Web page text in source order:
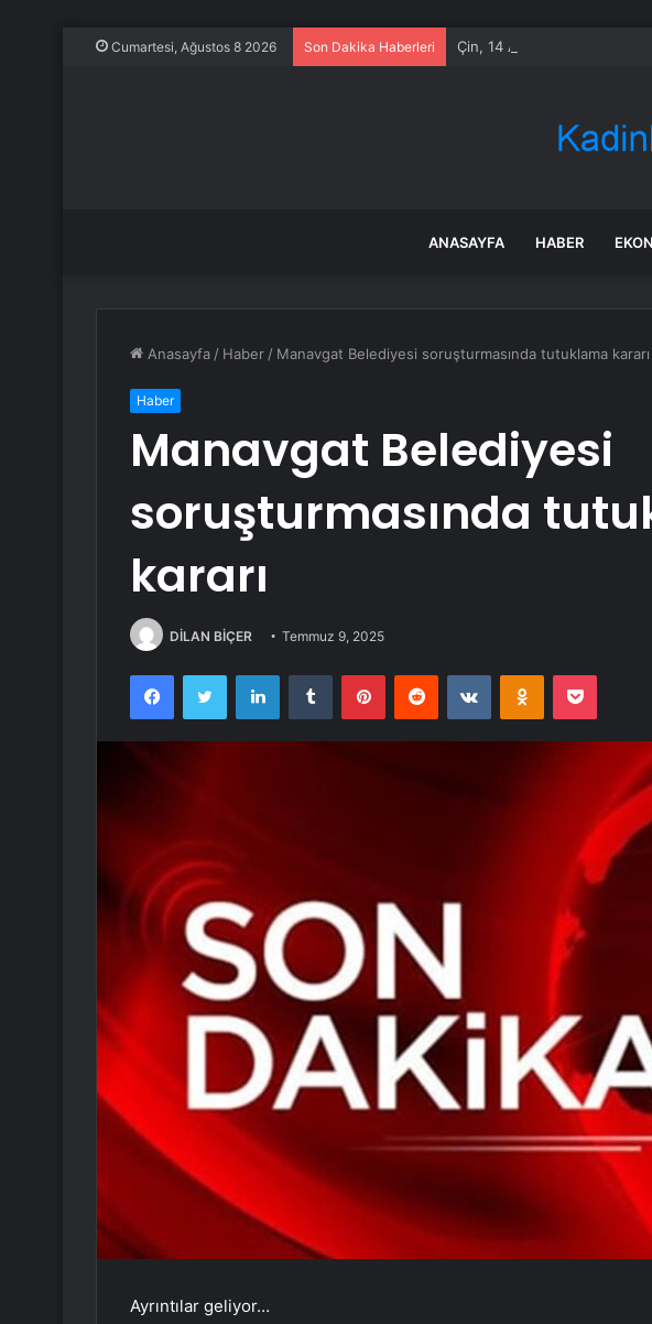
Cumartesi, Ağustos 8 2026 Son Dakika Haberleri Çin, 14 AB şirketini ihracat
ANASAYFA HABER
Anasayfa / Haber / Manavgat Belediyesi soruşturmasında tutuklama kararı
Haber
Manavgat Belediyesi
soruşturmasında
kararı
DİLAN BİÇER Temmuz 9, 2025
FacebookTwitter LinkedInTumblr PinterestReddit VKontakteOdnoklassniki
Pocket
Ayrıntılar geliyor…